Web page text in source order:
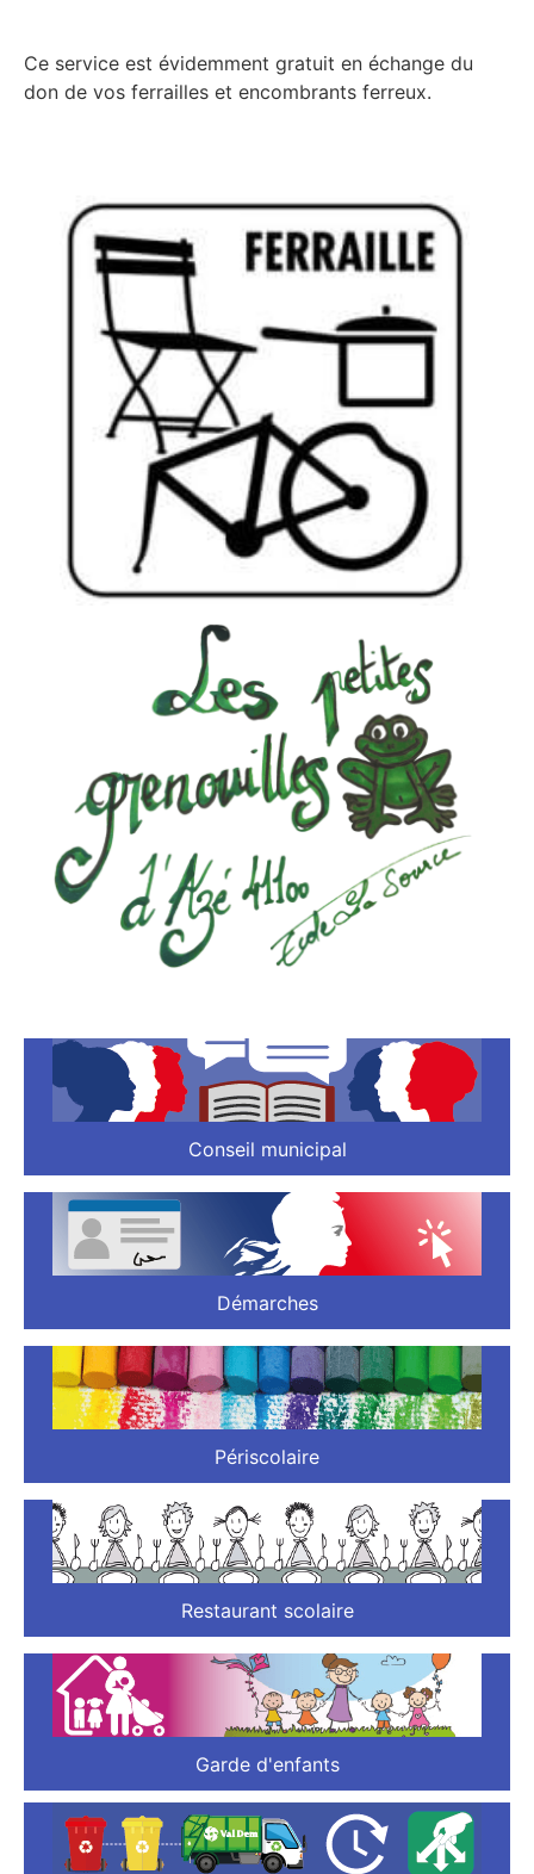
Ce service est évidemment gratuit en échange du
don de vos ferrailles et encombrants ferreux.
Conseil municipal
Démarches
Périscolaire
Restaurant scolaire
Garde d'enfants